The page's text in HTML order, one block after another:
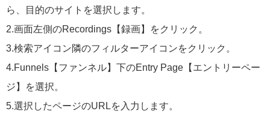
ら、目的のサイトを選択します。
2.画面左側のRecordings【録画】をクリック。
3.検索アイコン隣のフィルターアイコンをクリック。
4.Funnels【ファンネル】下のEntry Page【エントリーペー
ジ】を選択。
5.選択したページのURLを入力します。